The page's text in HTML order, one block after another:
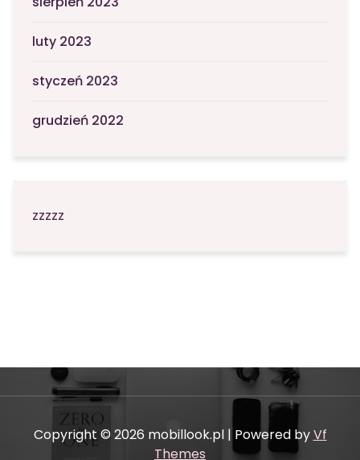
luty 2023
styczeń 2023
grudzień 2022
zzzzz
Copyright © 2026 mobillook.pl | Powered byVf
Themes